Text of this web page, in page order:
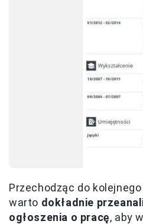
Przechodząc do
warto dokładnie
ogłoszenia o pracę, aby